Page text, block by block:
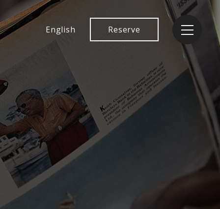
English Reserve